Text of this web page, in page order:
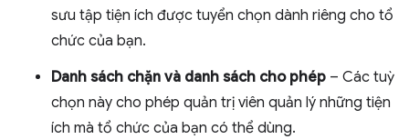
sưu tập tiện ích được tuyển chọn dành riêng cho tổ
chức của bạn.
Danh sách chặn và danh sách cho phép – Các tuỳ
chọn này cho phép quản trị viên quản lý những tiện
ích mà tổ chức của bạn có thể dùng.